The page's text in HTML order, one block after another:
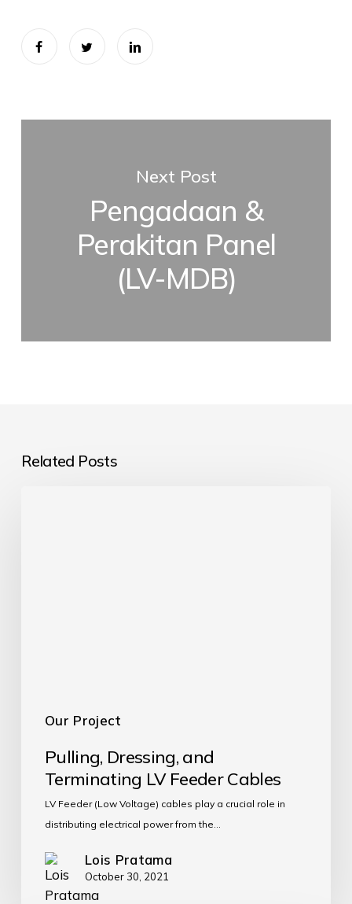
Next Post
Pengadaan &
Perakitan Panel
(LV-MDB)
Related Posts
Our Project
Pulling, Dressing, and
Terminating LV Feeder Cables
LV Feeder (Low Voltage) cables play a crucial role in
distributing electrical power from the…
Lois Pratama
October 30, 2021